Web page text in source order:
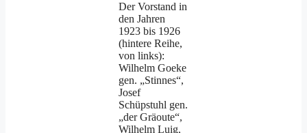
Der Vorstand in
den Jahren
1923 bis 1926
(hintere Reihe,
von links):
Wilhelm Goeke
gen. „Stinnes“,
Josef
Schüpstuhl gen.
„der Gräoute“,
Wilhelm Luig,